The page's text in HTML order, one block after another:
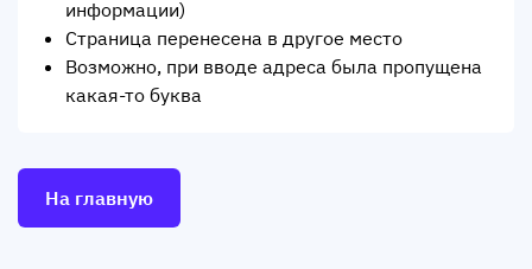
информации)
Страница перенесена в другое место
Возможно, при вводе адреса была пропущена
какая-то буква
На главную